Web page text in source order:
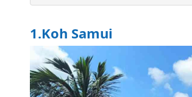
1.Koh Samui